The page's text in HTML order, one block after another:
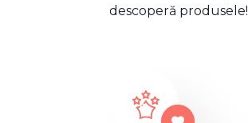
descoperă produsele!